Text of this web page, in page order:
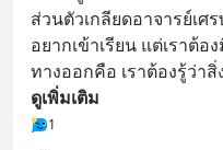
ส่วนตัวเกลียดอาจารย์เ
อยากเข้าเรียน แต่เราต้อ
ทางออกคือ เราต้องรู้ว่า
ดูเพิ่มเติม
1